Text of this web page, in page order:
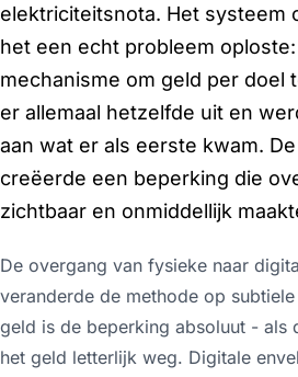
elektriciteitsnota. Het systeem
het een echt probleem
mechanisme om geld per doel
er allemaal hetzelfde uit en
aan wat er als eerste kwam.
creëerde een beperking die
zichtbaar en onmiddellijk
De overgang van fysieke naar
veranderde de methode op
geld is de beperking absoluut - als
het geld letterlijk weg. Digitale